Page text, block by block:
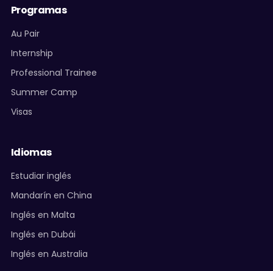
Programas
Au Pair
Internship
Professional Trainee
Summer Camp
Visas
Idiomas
Estudiar inglés
Mandarín en China
Inglés en Malta
Inglés en Dubái
Inglés en Australia